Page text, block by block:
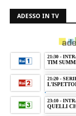
ADESSO IN TV